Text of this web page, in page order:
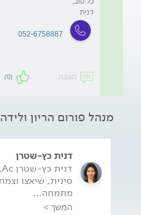
דנית
052-6758887
תגובה (0)
מנהל פורום הריון
דנית כץ-שטרן
סינית, שיאצו
מתמחה...
המשך >